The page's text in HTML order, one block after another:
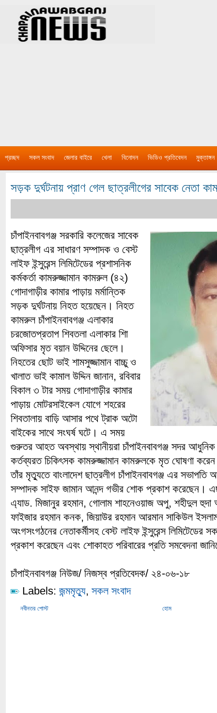
প্রচ্ছদ সকল সংবাদ জেলার বাইরে খেলা বিনোদন ভিডিও প্রতিবেদন মুক্তাঙ্গন
সড়ক দুর্ঘটনায় প্রাণ গেল ছাত্রলীগের সাবেক নেতা
চাঁপাইনবাবগঞ্জ সরকারি কলেজের সাবেক
ছাত্রলীগ এর সাধারণ সম্পাদক ও বেস্ট
লাইফ ইন্সুরেন্স লিমিটেডের প্রশাসনিক
কর্মকর্তা কামরুজ্জামান কামরুল (৪২)
গোদাগাড়ীর কামার পাড়ায় মর্মান্তিক
সড়ক দুর্ঘটনায় নিহত হয়েছেন। নিহত
কামরুল চাঁপাইনবাবগঞ্জ এলাকার
চরজোতপ্রতাপ শিবতলা এলাকার শিা
অফিসার মৃত বয়ান উদ্দিনের ছেলে।
নিহতের ছোট ভাই শামসুজ্জামান বাচ্চু ও
খালাত ভাই কামাল উদ্দিন জানান, রবিবার
বিকাল ৩ টার সময় গোদাগাড়ীর কামার
পাড়ায় মোটরসাইকেল যোগে শহরের
শিবতালায় বাড়ি আসার পথে ট্রাক অটো
বাইকের সাথে সংঘর্ষ ঘটে। এ সময়
গুরুতর আহত অবস্থায় স্থানীয়রা চাঁপাইনবাবগঞ্জ সদর আধুনিক
কর্তব্যরত চিকিৎসক কামরুজ্জামান কামরুলকে মৃত ঘোষণা
তাঁর মৃত্যুতে বাংলাদেশ ছাত্রলীগ চাঁপাইনবাবগঞ্জ এর সভাপতি
সম্পাদক সাইফ জামান আনন্দ গভীর শোক প্রকাশ করেছেন।
এ্যাড. মিজানুর রহমান, গোলাম শাহনেওয়াজ অপু, শহীদুল
ফাইজার রহমান কনক, জিয়াউর রহমান আরমান সাকিউল
অংগসংগঠনের নেতাকর্মীসহ বেস্ট লাইফ ইন্সুরেন্স লিমিটেডের
প্রকাশ করেছেন এবং শোকাহত পরিবারের প্রতি সমবেদনা
চাঁপাইনবাবগঞ্জ নিউজ/ নিজস্ব প্রতিবেদক/ ২৪-০৬-১৮
Labels: জন্মমৃত্যু, সকল সংবাদ
নবীনতর পোস্ট হোম